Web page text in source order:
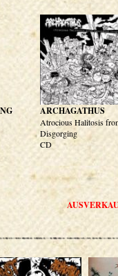
ARCHAGATHUS
Atrocious Halitosis
Disgorging
CD